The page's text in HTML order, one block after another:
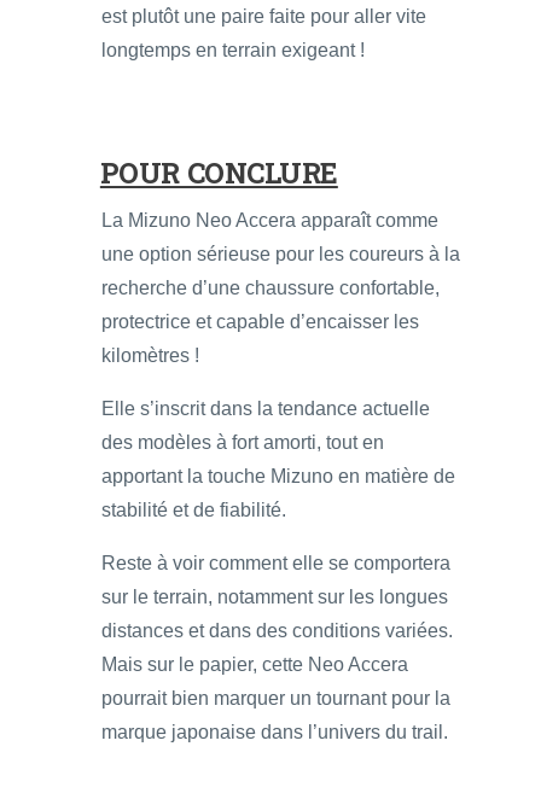
est plutôt une paire faite pour aller vite
longtemps en terrain exigeant !
POUR CONCLURE
La Mizuno Neo Accera apparaît comme
une option sérieuse pour les coureurs à la
recherche d’une chaussure confortable,
protectrice et capable d’encaisser les
kilomètres !
Elle s’inscrit dans la tendance actuelle
des modèles à fort amorti, tout en
apportant la touche Mizuno en matière de
stabilité et de fiabilité.
Reste à voir comment elle se comportera
sur le terrain, notamment sur les longues
distances et dans des conditions variées.
Mais sur le papier, cette Neo Accera
pourrait bien marquer un tournant pour la
marque japonaise dans l’univers du trail.